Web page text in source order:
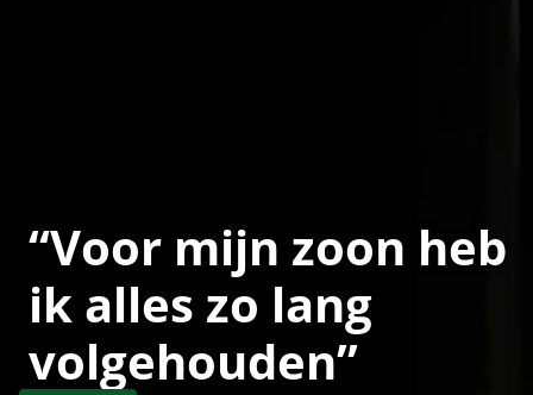
“Voor mijn zoon heb
ik alles zo lang
volgehouden”